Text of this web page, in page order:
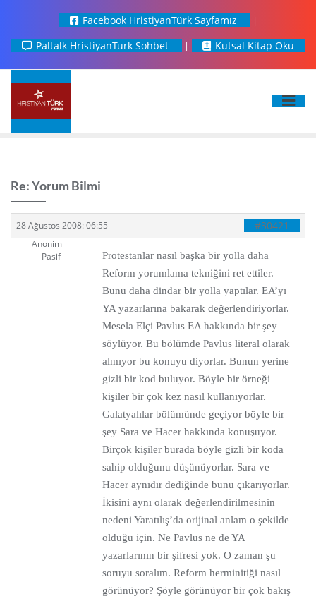
Facebook HristiyanTürk Sayfamız
Paltalk HristiyanTurk Sohbet
Kutsal Kitap Oku
Re: Yorum Bilmi
28 Ağustos 2008: 06:55 #30421
Anonim
Pasif
Protestanlar nasıl başka bir yolla daha
Reform yorumlama tekniğini ret ettiler.
Bunu daha dindar bir yolla yaptılar. EA’yı
YA yazarlarına bakarak değerlendiriyorlar.
Mesela Elçi Pavlus EA hakkında bir şey
söylüyor. Bu bölümde Pavlus literal olarak
almıyor bu konuyu diyorlar. Bunun yerine
gizli bir kod buluyor. Böyle bir örneği
kişiler bir çok kez nasıl kullanıyorlar.
Galatyalılar bölümünde geçiyor böyle bir
şey Sara ve Hacer hakkında konuşuyor.
Birçok kişiler burada böyle gizli bir koda
sahip olduğunu düşünüyorlar. Sara ve
Hacer aynıdır dediğinde bunu çıkarıyorlar.
İkisini aynı olarak değerlendirilmesinin
nedeni Yaratılış’da orijinal anlam o şekilde
olduğu için. Ne Pavlus ne de YA
yazarlarının bir şifresi yok. O zaman şu
soruyu soralım. Reform herminitiği nasıl
görünüyor? Şöyle görünüyor bir çok bakış